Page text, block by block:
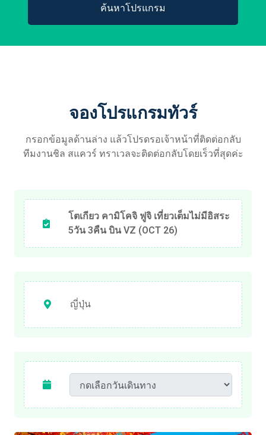
ค้นหาโปรแกรม
จองโปรแกรมทัวร์
กรอกข้อมูลด้านล่าง แล้วโปรดรอเจ้าหน้าที่ติดต่อกลับ
ทีมงานชิล สแควร์ ทราเวลจะติดต่อกลับโดยเร็วที่สุดค่ะ
โตเกียว คามิโคจิ ฟูจิ เที่ยวเต็มไม่มีอิสระ
5วัน 3คืน บิน VZ (OCT 26)
ญี่ปุ่น